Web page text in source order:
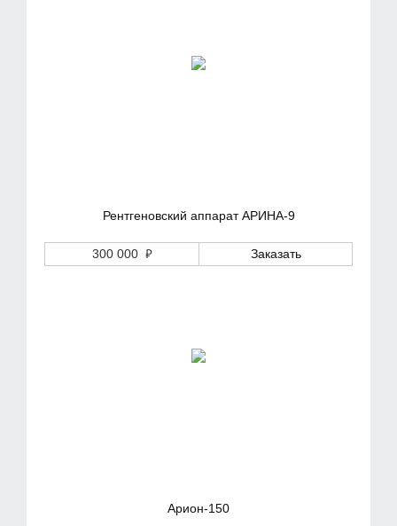
Рентгеновский аппарат АРИНА-9
300 000 ₽ Заказать
Арион-150